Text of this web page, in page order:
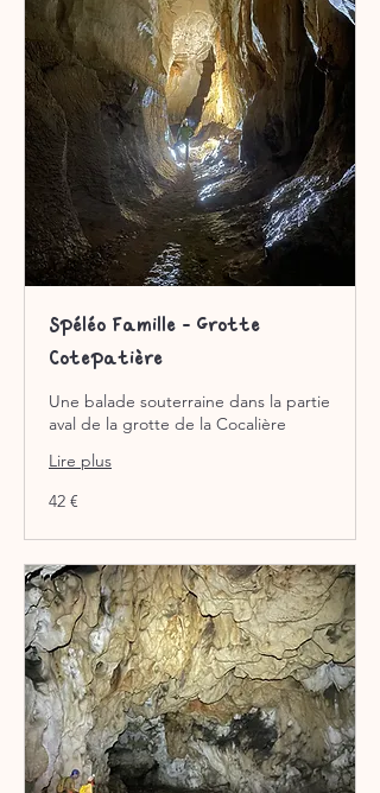
Spéléo Famille - Grotte
Cotepatière
Une balade souterraine dans la partie
aval de la grotte de la Cocalière
Lire plus
42
euros
42 €